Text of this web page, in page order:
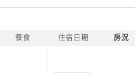
餐食 住宿日期 房況